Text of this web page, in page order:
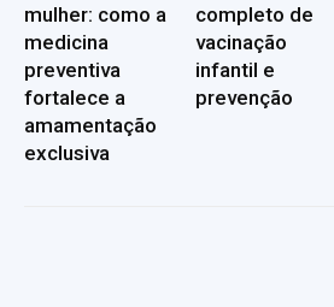
mulher: como a
medicina
preventiva
fortalece a
amamentação
exclusiva
completo de
vacinação
infantil e
prevenção